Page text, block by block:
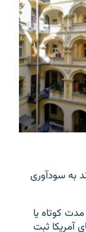
به سودآوری
کوتاه یا
آمریکا ثبت